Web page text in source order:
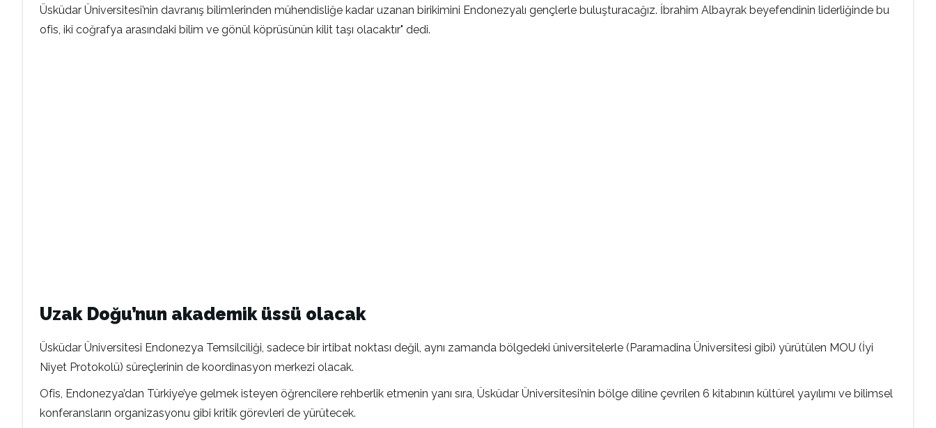
Üsküdar Üniversitesi’nin davranış bilimlerinden mühendisliğe kadar uzanan birikimini Endonezyalı gençlerle buluşturacağız. İbrahim Albayrak beyefendinin liderliğinde bu
ofis, iki coğrafya arasındaki bilim ve gönül köprüsünün kilit taşı olacaktır" dedi.
Uzak Doğu’nun akademik üssü olacak
Üsküdar Üniversitesi Endonezya Temsilciliği, sadece bir irtibat noktası değil, aynı zamanda bölgedeki üniversitelerle (Paramadina Üniversitesi gibi) yürütülen MOU (İyi
Niyet Protokolü) süreçlerinin de koordinasyon merkezi olacak.
Ofis, Endonezya’dan Türkiye’ye gelmek isteyen öğrencilere rehberlik etmenin yanı sıra, Üsküdar Üniversitesi’nin bölge diline çevrilen 6 kitabının kültürel yayılımı ve bilimsel
konferansların organizasyonu gibi kritik görevleri de yürütecek.